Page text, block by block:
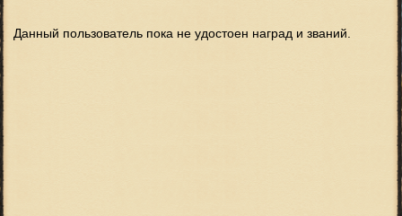
Данный пользователь пока не удостоен наград и званий.